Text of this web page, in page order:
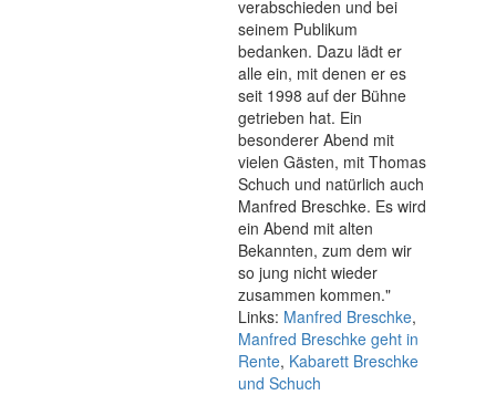
verabschieden und bei
seinem Publikum
bedanken. Dazu lädt er
alle ein, mit denen er es
seit 1998 auf der Bühne
getrieben hat. Ein
besonderer Abend mit
vielen Gästen, mit Thomas
Schuch und natürlich auch
Manfred Breschke. Es wird
ein Abend mit alten
Bekannten, zum dem wir
so jung nicht wieder
zusammen kommen."
Links: Manfred Breschke,
Manfred Breschke geht in
Rente, Kabarett Breschke
und Schuch